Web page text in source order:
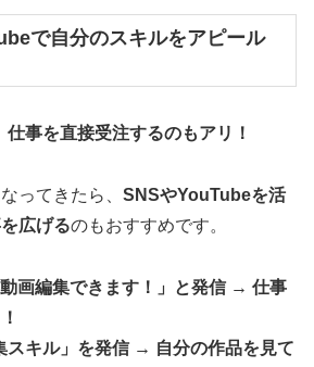
で自分のスキルをアピール
事を直接受注するのもアリ！
ってきたら、 SNSやYouTubeを活
広げるのもおすすめです。
画編集できます！」と発信 → 仕事
スキル」を発信 → 自分の作品を見て